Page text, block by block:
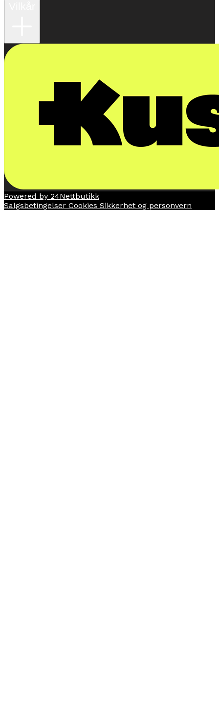
Powered by 24Nettbutikk
Salgsbetingelser Cookies Sikkerhet og personvern